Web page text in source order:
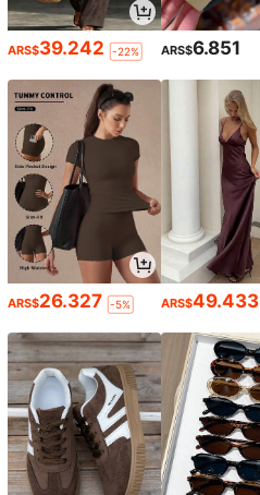
ARS$39.242 -22% ARS$6.851
ARS$26.327 -5% ARS$49.433